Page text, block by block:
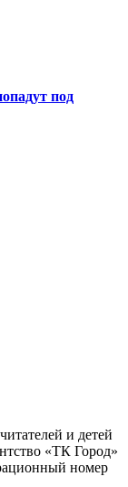
под
и детей
«ТК Город»
номер